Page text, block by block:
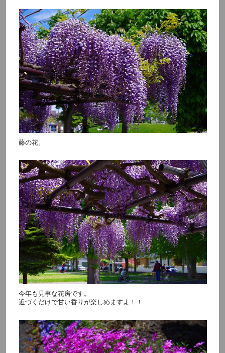
藤の花。
今年も見事な花房です。
近づくだけで甘い香りが楽しめますよ！！